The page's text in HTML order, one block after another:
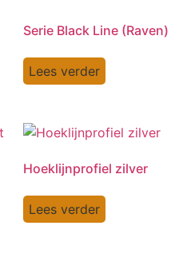
Serie Black Line (Raven)
Lees verder
Hoeklijnprofiel zilver
Lees verder